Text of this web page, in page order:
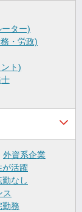
ター)
・労政)
ト)
外資系企業
が活躍
勤なし
ス
勤務